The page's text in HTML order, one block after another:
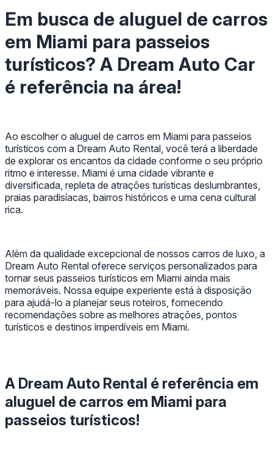
Em busca de aluguel de carros
em Miami para passeios
turísticos? A Dream Auto Car
é referência na área!
Ao escolher o aluguel de carros em Miami para passeios
turísticos com a Dream Auto Rental, você terá a liberdade
de explorar os encantos da cidade conforme o seu próprio
ritmo e interesse. Miami é uma cidade vibrante e
diversificada, repleta de atrações turísticas deslumbrantes,
praias paradisíacas, bairros históricos e uma cena cultural
rica.
Além da qualidade excepcional de nossos carros de luxo, a
Dream Auto Rental oferece serviços personalizados para
tornar seus passeios turísticos em Miami ainda mais
memoráveis. Nossa equipe experiente está à disposição
para ajudá-lo a planejar seus roteiros, fornecendo
recomendações sobre as melhores atrações, pontos
turísticos e destinos imperdíveis em Miami.
A Dream Auto Rental é referência em
aluguel de carros em Miami para
passeios turísticos!